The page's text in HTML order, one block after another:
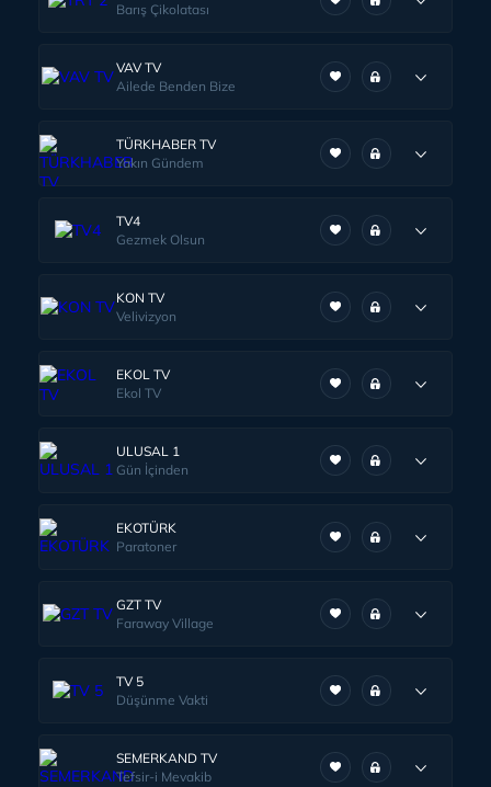
Barış Çikolatası
VAV TV
Ailede Benden Bize
TÜRKHABER TV
Yakın Gündem
TV4
Gezmek Olsun
KON TV
Velivizyon
EKOL TV
Ekol TV
ULUSAL 1
Gün İçinden
EKOTÜRK
Paratoner
GZT TV
Faraway Village
TV 5
Düşünme Vakti
SEMERKAND TV
Tefsir-i Mevakib